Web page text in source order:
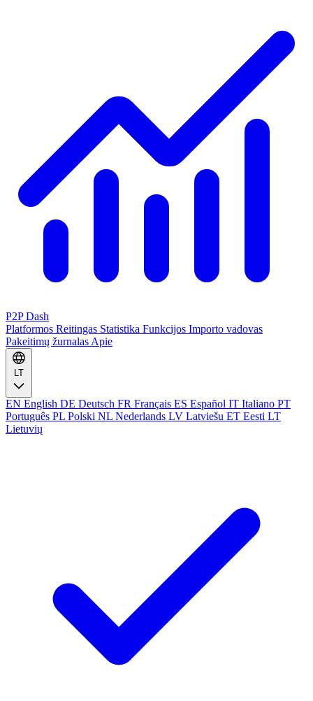
P2P Dash
Platformos Reitingas Statistika Funkcijos Importo vadovas
Pakeitimų žurnalas Apie
LT
EN English DE Deutsch FR Français ES Español IT Italiano PT
Português PL Polski NL Nederlands LV Latviešu ET Eesti LT
Lietuvių